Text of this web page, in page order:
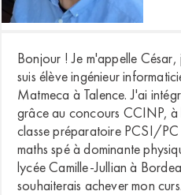
Bonjour ! Je m'appelle César,
suis élève ingénieur
Matmeca à Talence. J'ai
grâce au concours CCINP, à
classe préparatoire PCSI/
maths spé à dominante
lycée Camille-Jullian à
souhaiterais achever mon curs